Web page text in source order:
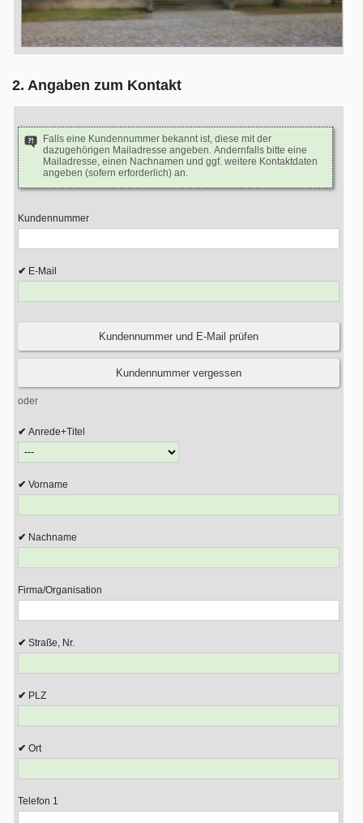
2. Angaben zum Kontakt
Falls eine Kundennummer bekannt ist, diese mit der
dazugehörigen Mailadresse angeben. Andernfalls bitte eine
Mailadresse, einen Nachnamen und ggf. weitere Kontaktdaten
angeben (sofern erforderlich) an.
Kundennummer
E-Mail
oder
Anrede+Titel
Vorname
Nachname
Firma/Organisation
Straße, Nr.
PLZ
Ort
Telefon 1